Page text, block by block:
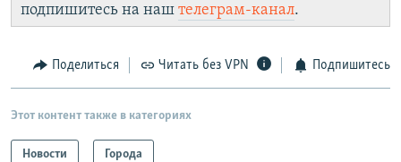
подпишитесь на наш телеграм-канал.
Поделиться Читать без VPN Подпишитесь
Этот контент также в категориях
Новости Города